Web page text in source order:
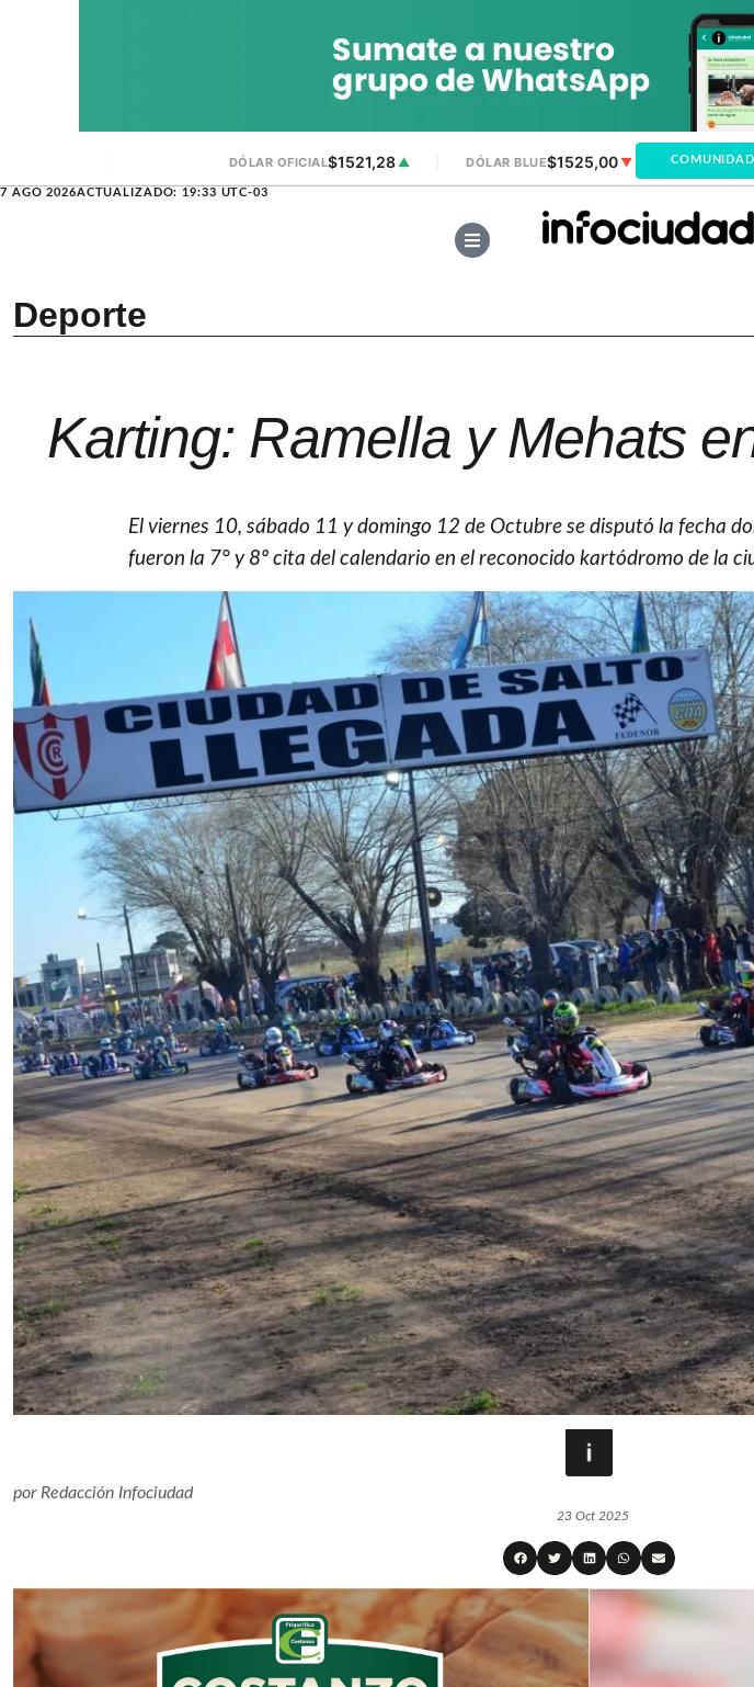
DÓLAR OFICIAL$1521,28 ▲ DÓLAR BLUE$1525,00▼ DÓLAR
7 AGO 2026ACTUALIZADO: 19:33 UTC-03
COMUNIDAD
Deporte
Karting: Ramella y Mehats
El viernes 10, sábado 11 y domingo 12 de Octubre se disputó la fecha
fueron la 7° y 8º cita del calendario en el reconocido kartódromo de la
porRedacción Infociudad
23 Oct 2025